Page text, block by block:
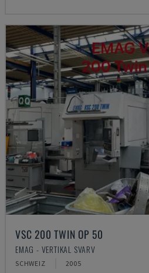
VSC 200 TWIN OP 50
EMAG - VERTIKAL SVARV
SCHWEIZ 2005